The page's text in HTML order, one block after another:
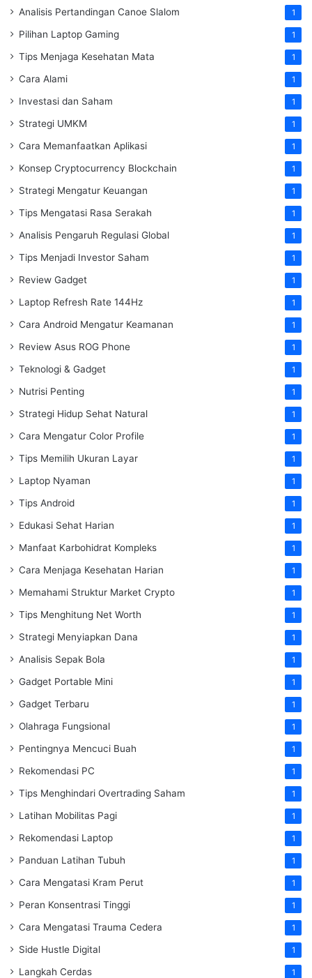
Analisis Pertandingan Canoe Slalom 1
Pilihan Laptop Gaming 1
Tips Menjaga Kesehatan Mata 1
Cara Alami 1
Investasi dan Saham 1
Strategi UMKM 1
Cara Memanfaatkan Aplikasi 1
Konsep Cryptocurrency Blockchain 1
Strategi Mengatur Keuangan 1
Tips Mengatasi Rasa Serakah 1
Analisis Pengaruh Regulasi Global 1
Tips Menjadi Investor Saham 1
Review Gadget 1
Laptop Refresh Rate 144Hz 1
Cara Android Mengatur Keamanan 1
Review Asus ROG Phone 1
Teknologi & Gadget 1
Nutrisi Penting 1
Strategi Hidup Sehat Natural 1
Cara Mengatur Color Profile 1
Tips Memilih Ukuran Layar 1
Laptop Nyaman 1
Tips Android 1
Edukasi Sehat Harian 1
Manfaat Karbohidrat Kompleks 1
Cara Menjaga Kesehatan Harian 1
Memahami Struktur Market Crypto 1
Tips Menghitung Net Worth 1
Strategi Menyiapkan Dana 1
Analisis Sepak Bola 1
Gadget Portable Mini 1
Gadget Terbaru 1
Olahraga Fungsional 1
Pentingnya Mencuci Buah 1
Rekomendasi PC 1
Tips Menghindari Overtrading Saham 1
Latihan Mobilitas Pagi 1
Rekomendasi Laptop 1
Panduan Latihan Tubuh 1
Cara Mengatasi Kram Perut 1
Peran Konsentrasi Tinggi 1
Cara Mengatasi Trauma Cedera 1
Side Hustle Digital 1
Langkah Cerdas 1